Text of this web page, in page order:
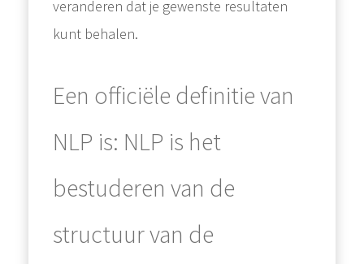
veranderen dat je gewenste resultaten
kunt behalen.
Een officiële definitie van
NLP is: NLP is het
bestuderen van de
structuur van de